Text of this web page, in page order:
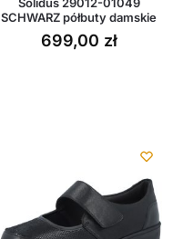
SCHWARZ półbuty damskie
699,00 zł